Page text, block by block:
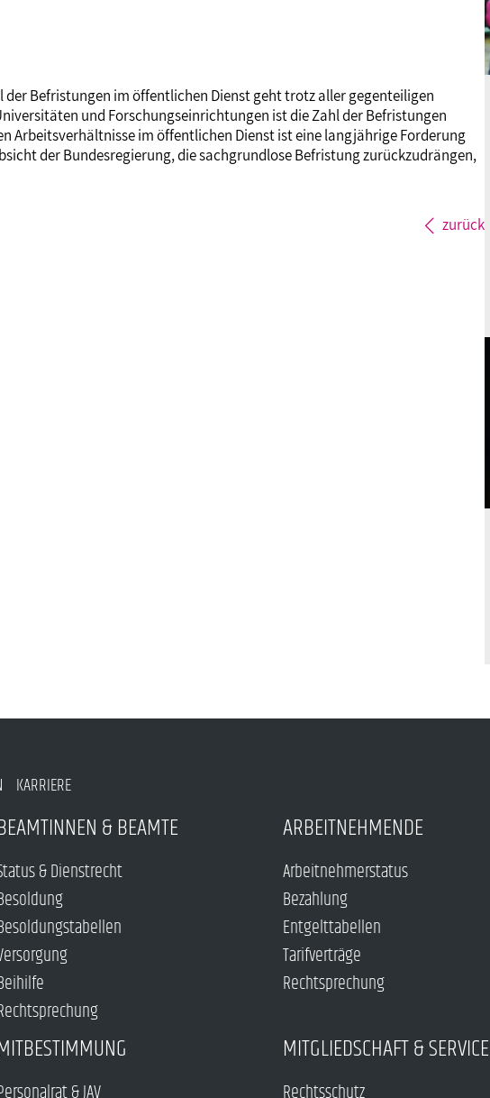
der Befristungen im öffentlichen Dienst geht trotz aller gegenteiligen
und Forschungseinrichtungen ist die Zahl der Befristungen
Arbeitsverhältnisse im öffentlichen Dienst ist eine langjährige Forderung
der Bundesregierung, die sachgrundlose Befristung zurückzudrängen,
zurück
KARRIERE
& BEAMTE
& Dienstrecht
ARBEITNEHMENDE
Arbeitnehmerstatus
Bezahlung
Entgelttabellen
Tarifverträge
Rechtsprechung
MITGLIEDSCHAFT & SERVICE